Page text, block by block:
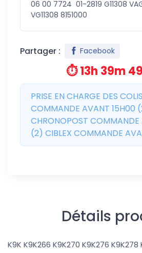
06 00 7724 01-2819 G11308
VG11308 8151000
Partager : Facebook
⏱️ 13h 39m
PRISE EN CHARGE DES
COMMANDE AVANT 15H00
CHRONOPOST COMMANDE
(2) CIBLEX COMMANDE
Détails
K9K K9K266 K9K270 K9K276 K9K278